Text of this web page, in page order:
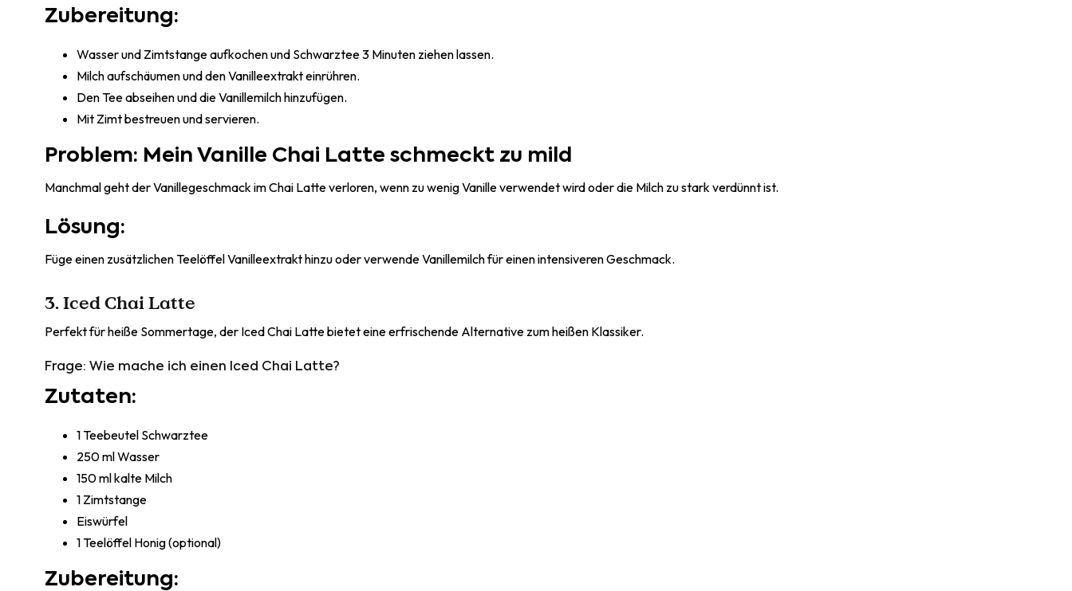
Zubereitung:
Wasser und Zimtstange aufkochen und Schwarztee 3 Minuten ziehen lassen.
Milch aufschäumen und den Vanilleextrakt einrühren.
Den Tee abseihen und die Vanillemilch hinzufügen.
Mit Zimt bestreuen und servieren.
Problem: Mein Vanille Chai Latte schmeckt zu mild
Manchmal geht der Vanillegeschmack im Chai Latte verloren, wenn zu wenig Vanille verwendet wird oder die Milch zu stark verdünnt ist.
Lösung:
Füge einen zusätzlichen Teelöffel Vanilleextrakt hinzu oder verwende Vanillemilch für einen intensiveren Geschmack.
3. Iced Chai Latte
Perfekt für heiße Sommertage, der Iced Chai Latte bietet eine erfrischende Alternative zum heißen Klassiker.
Frage: Wie mache ich einen Iced Chai Latte?
Zutaten:
1 Teebeutel Schwarztee
250 ml Wasser
150 ml kalte Milch
1 Zimtstange
Eiswürfel
1 Teelöffel Honig (optional)
Zubereitung: